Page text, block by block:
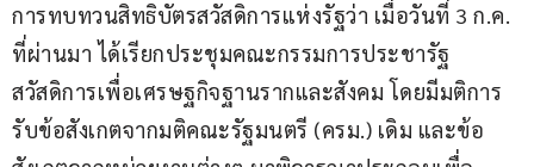
การทบทวนสิทธิบัตรสวัสดิการแห่งรัฐว่า เมื่อวันที่ 3 ก.ค.
ที่ผ่านมา ได้เรียกประชุมคณะกรรมการประชารัฐ
สวัสดิการเพื่อเศรษฐกิจฐานรากและสังคม โดยมีมติการ
รับข้อสังเกตจากมติคณะรัฐมนตรี (ครม.) เดิม และข้อ